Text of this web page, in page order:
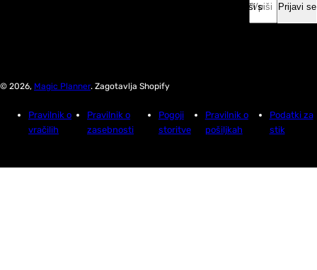
Vpiši svoj email *
Prijavi se
© 2026, Magic Planner. Zagotavlja Shopify
Pravilnik o
vračilih
Pravilnik o
zasebnosti
Pogoji
storitve
Pravilnik o
pošiljkah
Podatki za
stik